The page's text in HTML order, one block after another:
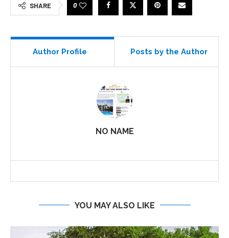
SHARE 0
Author Profile Posts by the Author
NO NAME
YOU MAY ALSO LIKE